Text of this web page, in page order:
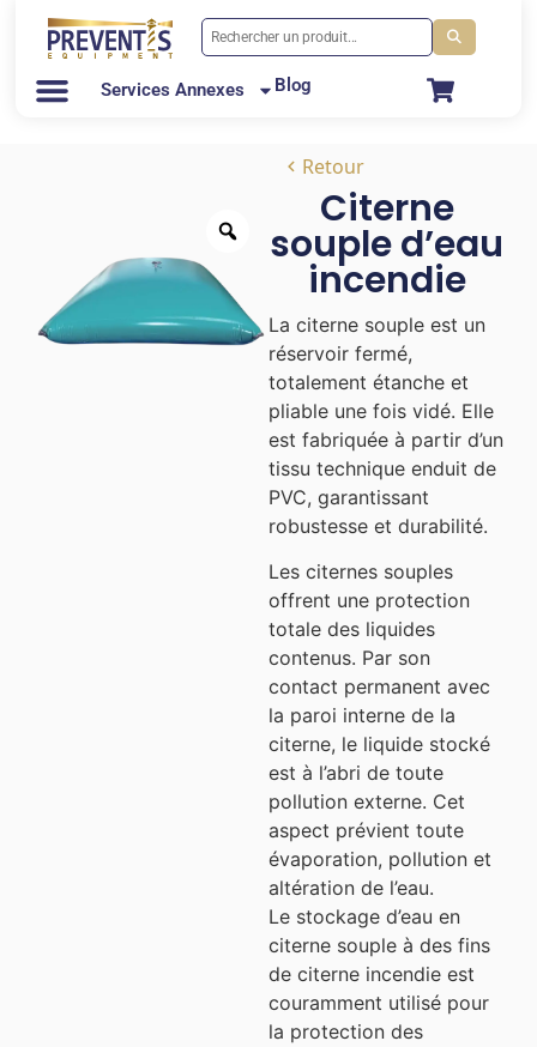
Services Annexes Blog
Retour
Citerne
souple d’eau
incendie
La citerne souple est un
réservoir fermé,
totalement étanche et
pliable une fois vidé. Elle
est fabriquée à partir d’un
tissu technique enduit de
PVC, garantissant
robustesse et durabilité.
Les citernes souples
offrent une protection
totale des liquides
contenus. Par son
contact permanent avec
la paroi interne de la
citerne, le liquide stocké
est à l’abri de toute
pollution externe. Cet
aspect prévient toute
évaporation, pollution et
altération de l’eau.
Le stockage d’eau en
citerne souple à des fins
de citerne incendie est
couramment utilisé pour
la protection des